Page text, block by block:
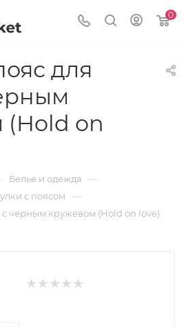
0
для
(Hold on
Белье и одежда —
с поясом —
с черным кружевом (Hold on love)